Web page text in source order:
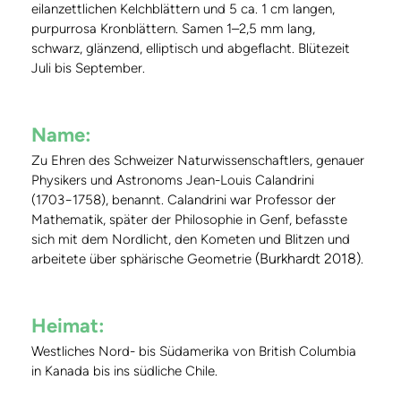
eilanzettlichen Kelchblättern und 5 ca. 1 cm langen,
purpurrosa Kronblättern. Samen 1–2,5 mm lang,
schwarz, glänzend, elliptisch und abgeflacht. Blütezeit
Juli bis September.
Name:
Zu Ehren des Schweizer Naturwissenschaftlers, genauer
Physikers und Astronoms Jean-Louis Calandrini
(1703−1758), benannt. Calandrini war Professor der
Mathematik, später der Philosophie in Genf, befasste
sich mit dem Nordlicht, den Kometen und Blitzen und
arbeitete über sphärische Geometrie (Burkhardt 2018).
Heimat:
Westliches Nord- bis Südamerika von British Columbia
in Kanada bis ins südliche Chile.